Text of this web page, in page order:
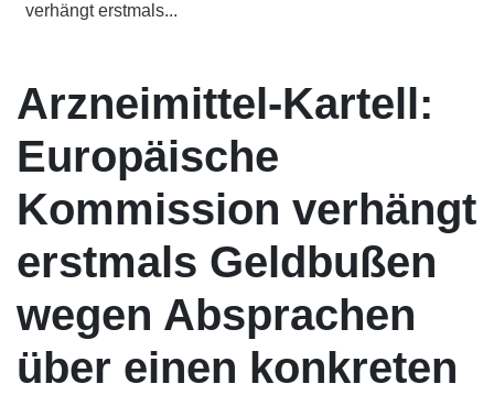
verhängt erstmals...
Arzneimittel-Kartell:
Europäische
Kommission verhängt
erstmals Geldbußen
wegen Absprachen
über einen konkreten